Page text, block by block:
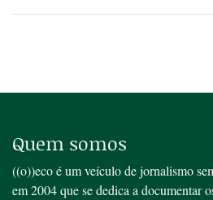
Quem somos
((o))eco é um veículo de jornalismo
em 2004 que se dedica a documentar